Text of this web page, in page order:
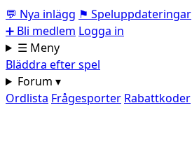
💬 Nya inlägg ⚑ Speluppdateringar
➕ Bli medlem Logga in
☰ Meny
Bläddra efter spel
Forum ▾
Ordlista Frågesporter Rabattkoder